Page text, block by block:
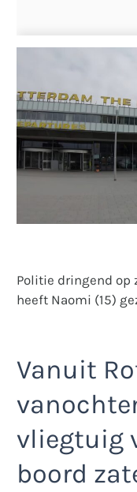
Politie dringend op
heeft Naomi (15)
Vanuit
vliegtuig
boord